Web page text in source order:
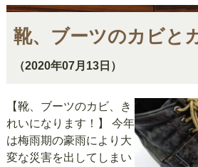
靴、ブーツのカビと
（2020年07月13日）
【靴、ブーツのカビ、き
れいになります！】 今年
は梅雨期の豪雨により大
変な災害を出してしまい